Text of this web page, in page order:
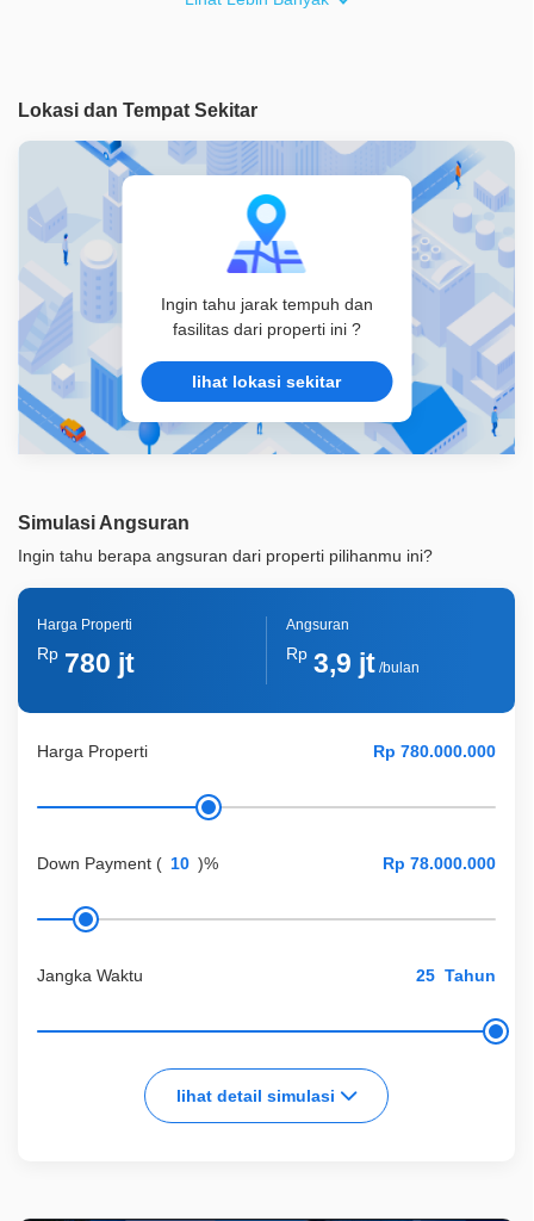
Lokasi dan Tempat Sekitar
Ingin tahu jarak tempuh dan
fasilitas dari properti ini ?
lihat lokasi sekitar
Simulasi Angsuran
Ingin tahu berapa angsuran dari properti pilihanmu ini?
Harga Properti
Down Payment ( )%
Jangka Waktu Tahun
lihat detail simulasi
Harga Properti
Rp 780 jt
Angsuran
Rp 3,9 jt/bulan